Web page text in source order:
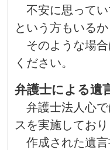
不安に思って
という方もいるか
そのような場
ください。
弁護士による遺
弁護士法人心
スを実施しており
作成された遺